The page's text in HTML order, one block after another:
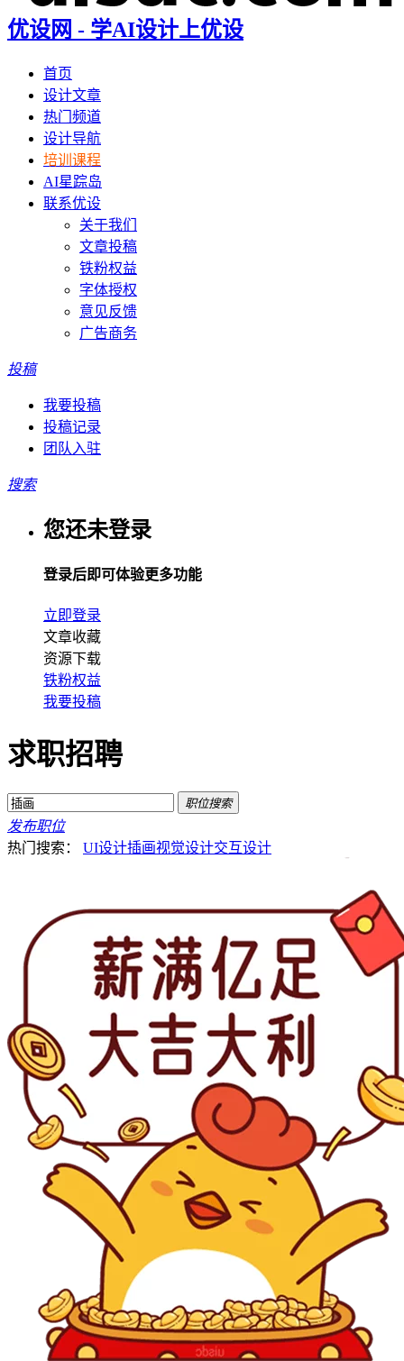
优设网 - 学AI设计上优设
首页
设计文章
热门频道
设计导航
培训课程
AI星踪岛
联系优设
关于我们
文章投稿
铁粉权益
字体授权
意见反馈
广告商务
投稿
我要投稿
投稿记录
团队入驻
搜索
您还未登录
登录后即可体验更多功能
立即登录
文章收藏
资源下载
铁粉权益
我要投稿
求职招聘
职位搜索
发布职位
热门搜索：
UI设计插画视觉设计交互设计